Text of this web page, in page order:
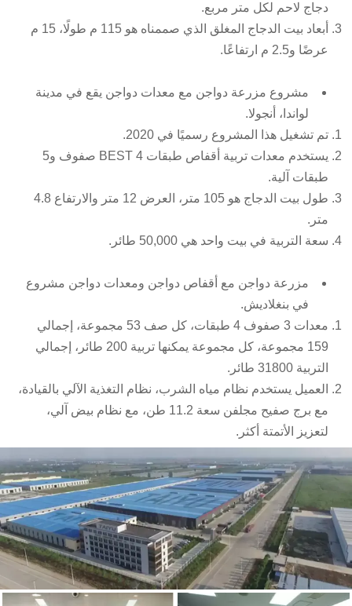
دجاج لاحم لكل متر مربع.
أبعاد بيت الدجاج المغلق الذي صممناه هو 115 م طولًا، 15 م
عرضًا و2.5 م ارتفاعًا.
مشروع مزرعة دواجن مع معدات دواجن يقع في مدينة
لواندا، أنجولا.
تم تشغيل هذا المشروع رسميًا في 2020.
يستخدم معدات تربية أقفاص طبقات BEST 4 صفوف و5
طبقات آلية.
طول بيت الدجاج هو 105 متر، العرض 12 متر والارتفاع 4.8
متر.
سعة التربية في بيت واحد هي 50,000 طائر.
مزرعة دواجن مع أقفاص دواجن ومعدات دواجن مشروع
في بنغلاديش.
معدات 3 صفوف 4 طبقات، كل صف 53 مجموعة، إجمالي
159 مجموعة، كل مجموعة يمكنها تربية 200 طائر، إجمالي
التربية 31800 طائر.
العميل يستخدم نظام مياه الشرب، نظام التغذية الآلي بالقيادة،
مع برج صفيح مجلفن سعة 11.2 طن، مع نظام بيض آلي،
لتعزيز الأتمتة أكثر.